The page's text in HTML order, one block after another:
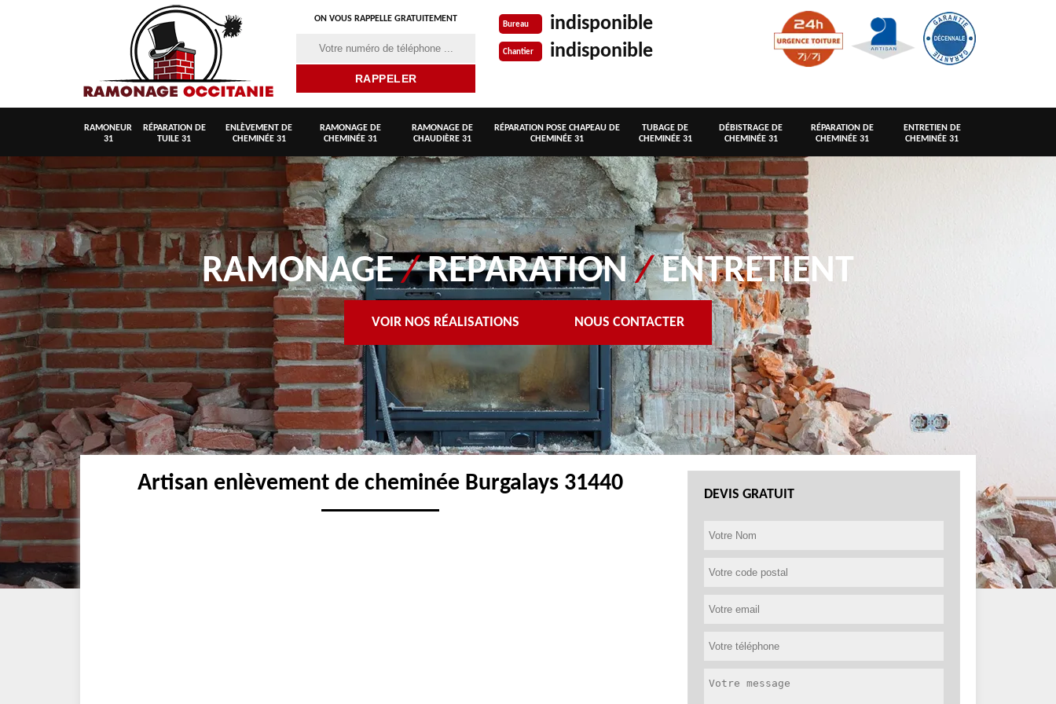
ON VOUS RAPPELLE GRATUITEMENT
Bureau indisponible
Chantier indisponible
RAMONEUR
31
RÉPARATION DE
TUILE 31
ENLÈVEMENT DE
CHEMINÉE 31
RAMONAGE DE
CHEMINÉE 31
RAMONAGE DE
CHAUDIÈRE 31
RÉPARATION POSE CHAPEAU DE
CHEMINÉE 31
TUBAGE DE
CHEMINÉE 31
DÉBISTRAGE DE
CHEMINÉE 31
RÉPARATION DE
CHEMINÉE 31
ENTRETIEN DE
CHEMINÉE 31
RAMONAGE/REPARATION/ENTRETIENT
VOIR NOS RÉALISATIONS NOUS CONTACTER
Artisan enlèvement de cheminée Burgalays 31440 DEVIS GRATUIT